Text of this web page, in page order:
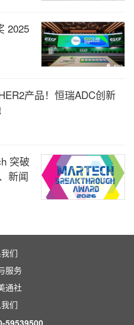
2025
产品！恒瑞ADC创新
突破
新闻
们
服务
通社
们